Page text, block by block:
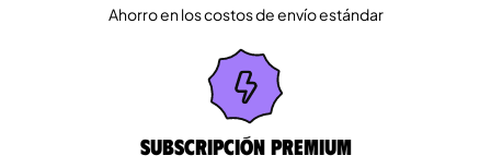
Ahorro en los costos de envío estándar
Subscripción Premium